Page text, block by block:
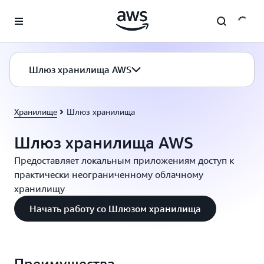
Перейти к главному контенту
Шлюз хранилища AWS
Хранилище Шлюз хранилища
Шлюз хранилища AWS
Предоставляет локальным приложениям доступ к
практически неограниченному облачному
хранилищу
Начать работу со Шлюзом хранилища